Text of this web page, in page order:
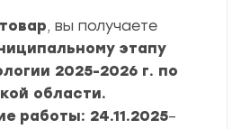
, вы получаете
этапу
2025-2026 г. по
области.
работы: 24.11.2025–